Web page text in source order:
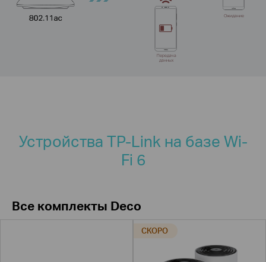
Ожидание
Передача
данных
Устройства TP-Link на базе Wi-
Fi 6
Все комплекты Deco
СКОРО